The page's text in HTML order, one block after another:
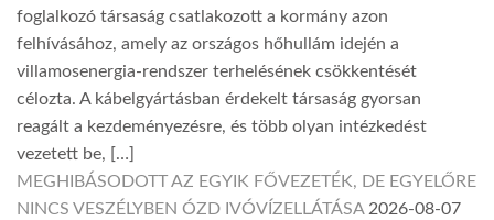
foglalkozó társaság csatlakozott a kormány azon
felhívásához, amely az országos hőhullám idején a
villamosenergia-rendszer terhelésének csökkentését
célozta. A kábelgyártásban érdekelt társaság gyorsan
reagált a kezdeményezésre, és több olyan intézkedést
vezetett be, […]
MEGHIBÁSODOTT AZ EGYIK FŐVEZETÉK, DE EGYELŐRE
NINCS VESZÉLYBEN ÓZD IVÓVÍZELLÁTÁSA 2026-08-07